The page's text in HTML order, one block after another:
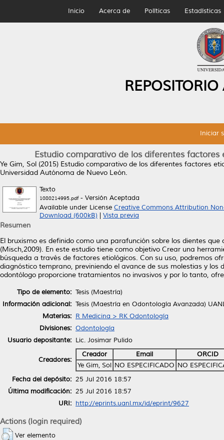
Inicio Acerca de Políticas Estadísticas
Iniciar
Estudio comparativo de los diferentes
Ye Gim, Sol (2015) Estudio comparativo de los diferentes factores
Universidad Autónoma de Nuevo León.
Texto
1080214995.pdf- Versión Aceptada
Available under License Creative Commons Attribution
Download (600kB)
Vista previa
Resumen
El bruxismo es definido como una parafunción sobre los dientes
(Misch,2009). En este estudio tiene como objetivo Crear una
búsqueda a través de factores etiológicos. Con su uso, podremos
diagnóstico temprano, previniendo el avance de sus molestias y
odontólogo proporcione tratamientos no invasivos y por lo tanto,
Tipo de elemento: Tesis (Maestría)
Información adicional: Tesis (Maestría en Odontología Avanzada)
Materias: R Medicina > RK Odontología
Divisiones: Odontología
Usuario depositante: Lic. Josimar Pulido
Creadores:
Creador Email
ORCID
Ye Gim, Sol NO ESPECIFICADO NO
Fecha del depósito: 25 Jul 2016 18:57
Última modificación: 25 Jul 2016 18:57
URI: http://eprints.uanl.mx/id/eprint/9627
Actions (login required)
Ver elemento